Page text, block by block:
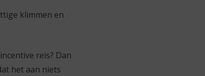
klimmen en
reis? Dan
het aan niets